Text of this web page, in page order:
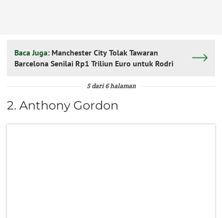
Baca Juga: Manchester City Tolak Tawaran
Barcelona Senilai Rp1 Triliun Euro untuk Rodri
5 dari 6 halaman
2. Anthony Gordon